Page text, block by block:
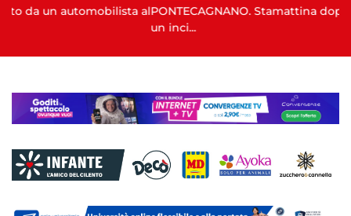
alPONTECAGNANO. Stamattina dopo le 8:30 si è